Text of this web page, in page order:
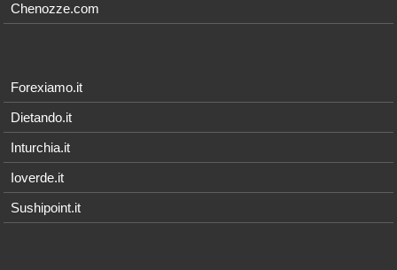
Chenozze.com
Forexiamo.it
Dietando.it
Inturchia.it
Ioverde.it
Sushipoint.it